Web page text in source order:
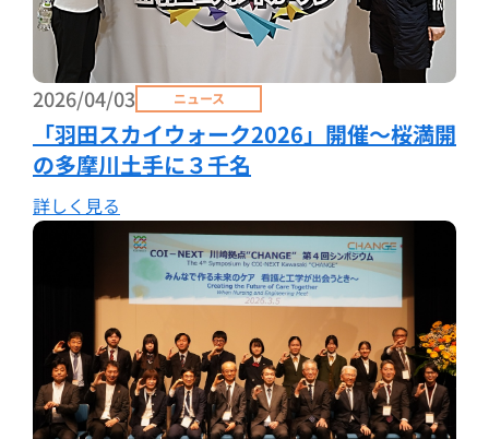
2026/04/03 ニュース
「羽田スカイウォーク2026」開催～桜満開
の多摩川土手に３千名
詳しく見る